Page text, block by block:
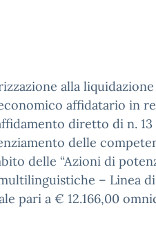
alla
affidatario in
diretto di n.
delle
delle “Azioni di
– Linea
pari a € 12.166,00